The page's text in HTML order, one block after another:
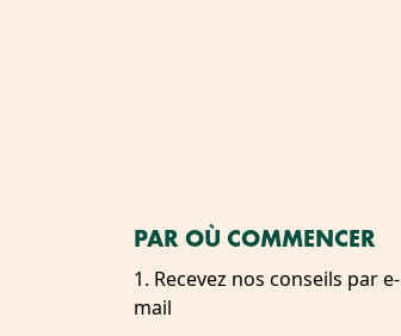
PAR OÙ COMMENCER
1. Recevez nos conseils par e-
mail